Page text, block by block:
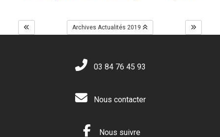
Archives Actualités 2019
03 84 76 45 93
Nous contacter
Nous suivre